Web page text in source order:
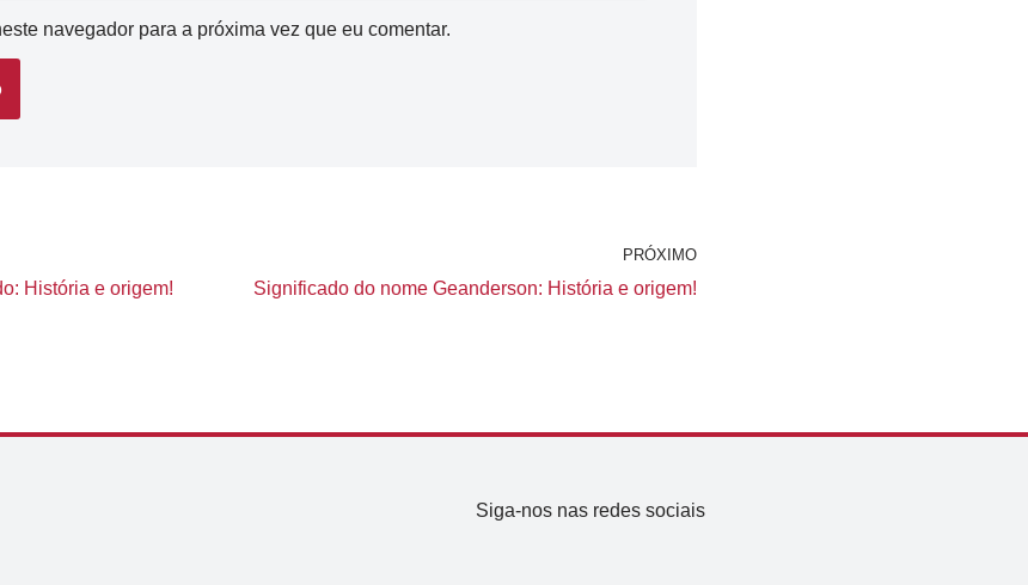
navegador para a próxima vez que eu comentar.
História e origem!
PRÓXIMO
Significado do nome Geanderson: História e origem!
Siga-nos nas redes sociais